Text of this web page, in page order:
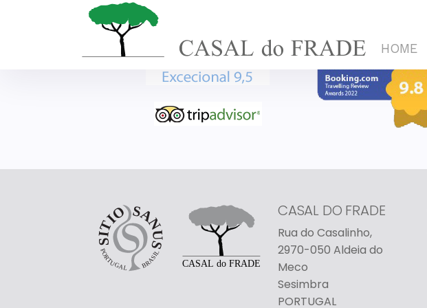
HOME
CASAL DO FRADE
Rua do Casalinho,
2970-050 Aldeia do
Meco
Sesimbra
PORTUGAL